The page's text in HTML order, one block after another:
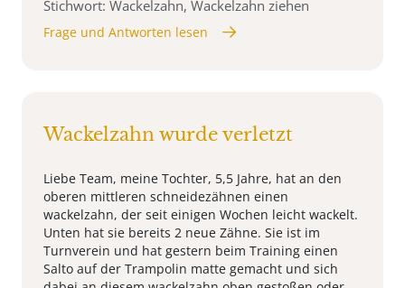
Stichwort: Wackelzahn, Wackelzahn ziehen
Frage und Antworten lesen
Wackelzahn wurde verletzt
Liebe Team, meine Tochter, 5,5 Jahre, hat an den
oberen mittleren schneidezähnen einen
wackelzahn, der seit einigen Wochen leicht wackelt.
Unten hat sie bereits 2 neue Zähne. Sie ist im
Turnverein und hat gestern beim Training einen
Salto auf der Trampolin matte gemacht und sich